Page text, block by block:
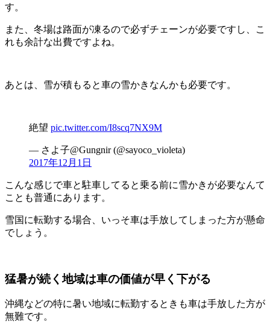
す。
また、冬場は路面が凍るので必ずチェーンが必要ですし、こ
れも余計な出費ですよね。
あとは、雪が積もると車の雪かきなんかも必要です。
絶望 pic.twitter.com/I8scq7NX9M
— さよ子@Gungnir (@sayoco_violeta)
2017年12月1日
こんな感じで車と駐車してると乗る前に雪かきが必要なんて
ことも普通にあります。
雪国に転勤する場合、いっそ車は手放してしまった方が懸命
でしょう。
猛暑が続く地域は車の価値が早く下がる
沖縄などの特に暑い地域に転勤するときも車は手放した方が
無難です。